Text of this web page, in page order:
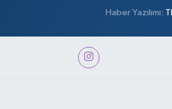
Haber Yazılımı: